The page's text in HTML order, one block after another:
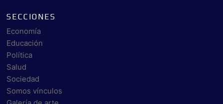
SECCIONES
Economía
Educación
Política
Salud
Sociedad
Somos vínculos